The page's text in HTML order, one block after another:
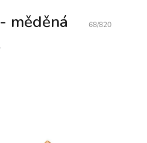
měděná 68/820